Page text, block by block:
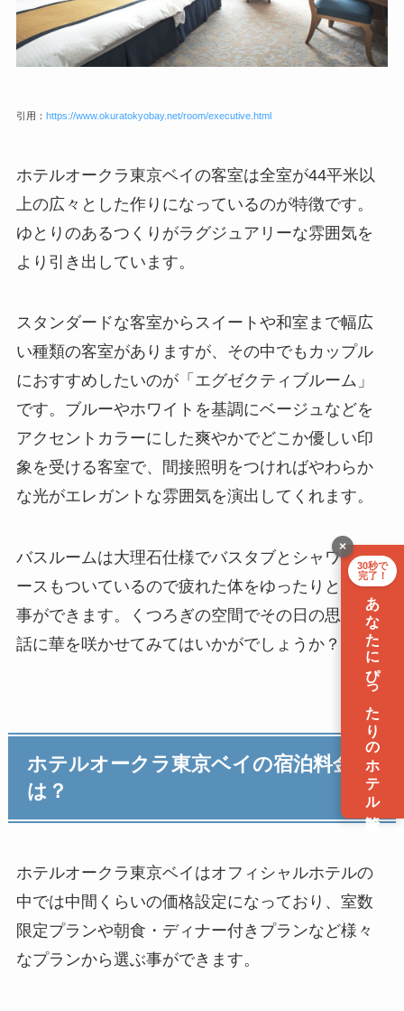
引用： https://www.okuratokyobay.net/room/executive.html
ホテルオークラ東京ベイの客室は全室が44平米以
上の広々とした作りになっているのが特徴です。
ゆとりのあるつくりがラグジュアリーな雰囲気を
より引き出しています。
スタンダードな客室からスイートや和室まで幅広
い種類の客室がありますが、その中でもカップル
におすすめしたいのが「エグゼクティブルーム」
です。ブルーやホワイトを基調にベージュなどを
アクセントカラーにした爽やかでどこか優しい印
象を受ける客室で、間接照明をつければやわらか
な光がエレガントな雰囲気を演出してくれます。
バスルームは大理石仕様でバスタブとシャワーブ
ースもついているので疲れた体をゆったりと癒す
事ができます。くつろぎの空間でその日の思い出
話に華を咲かせてみてはいかがでしょうか？
ホテルオークラ東京ベイの宿泊料金
は？
ホテルオークラ東京ベイはオフィシャルホテルの
中では中間くらいの価格設定になっており、室数
限定プランや朝食・ディナー付きプランなど様々
なプランから選ぶ事ができます。
×
30秒で
完了！
あなたにぴったりのホテル診断